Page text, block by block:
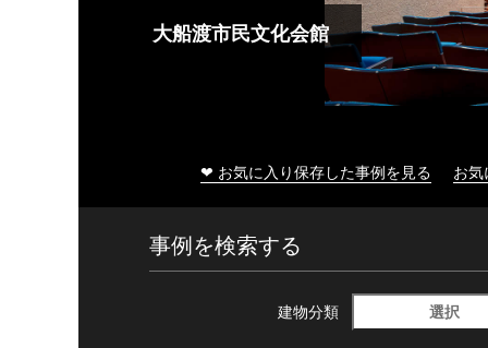
大船渡市民文化会館
❤ お気に入り保存した事例を見る お
事例を検索する
建物分類 選択